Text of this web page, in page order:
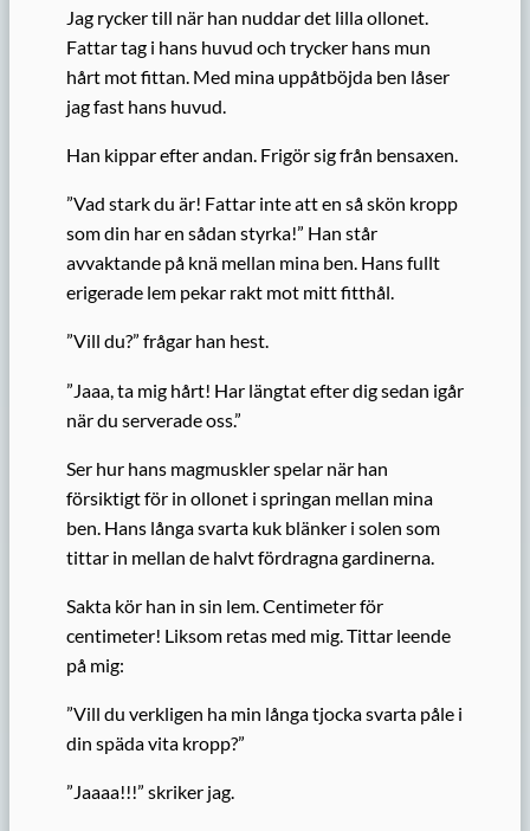
Jag rycker till när han nuddar det lilla ollonet.
Fattar tag i hans huvud och trycker hans mun
hårt mot fittan. Med mina uppåtböjda ben låser
jag fast hans huvud.
Han kippar efter andan. Frigör sig från bensaxen.
”Vad stark du är! Fattar inte att en så skön kropp
som din har en sådan styrka!” Han står
avvaktande på knä mellan mina ben. Hans fullt
erigerade lem pekar rakt mot mitt fitthål.
”Vill du?” frågar han hest.
”Jaaa, ta mig hårt! Har längtat efter dig sedan igår
när du serverade oss.”
Ser hur hans magmuskler spelar när han
försiktigt för in ollonet i springan mellan mina
ben. Hans långa svarta kuk blänker i solen som
tittar in mellan de halvt fördragna gardinerna.
Sakta kör han in sin lem. Centimeter för
centimeter! Liksom retas med mig. Tittar leende
på mig:
”Vill du verkligen ha min långa tjocka svarta påle i
din späda vita kropp?”
”Jaaaa!!!” skriker jag.